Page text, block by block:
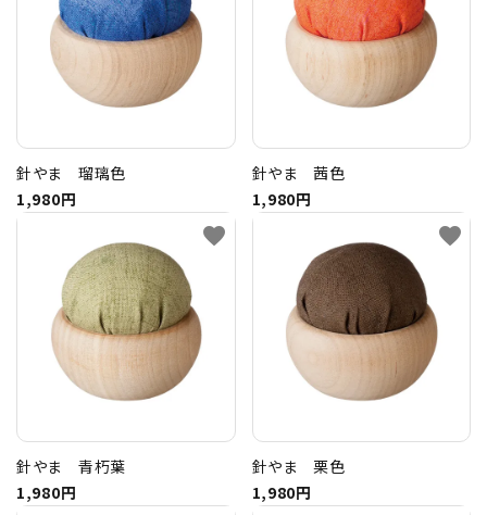
針やま 瑠璃色
1,980円
針やま 茜色
1,980円
針やま 青朽葉
1,980円
favorite
針やま 栗色
1,980円
favorite